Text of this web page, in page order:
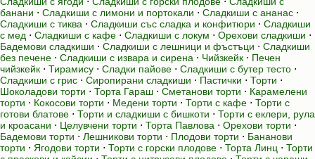
банани ⋅ Сладкиши с лимони и портокали ⋅ Сладкиши с ананас ⋅
Сладкиши с тиква ⋅ Сладкиши със сладка и конфитюри ⋅ Сладкиши
с мед ⋅ Сладкиши с кафе ⋅ Сладкиши с локум ⋅ Орехови сладкиши ⋅
Бадемови сладкиши ⋅ Сладкиши с лешници и фъстъци ⋅ Сладкиши
без печене ⋅ Сладкиши с извара и сирена ⋅ Чийзкейк ⋅ Печен
чийзкейк ⋅ Тирамису ⋅ Сладки пайове ⋅ Сладкиши с бутер тесто ⋅
Сладкиши с грис ⋅ Сиропирани сладкиши ⋅ Пастички ⋅ Торти ⋅
Шоколадови торти ⋅ Торта Гараш ⋅ Сметанови торти ⋅ Карамелени
торти ⋅ Кокосови торти ⋅ Медени торти ⋅ Торти с кафе ⋅ Торти с
готови блатове ⋅ Торти и сладкиши с бишкоти ⋅ Торти с еклери, рула
и кроасани ⋅ Целувчени торти ⋅ Торта Павлова ⋅ Орехови торти ⋅
Бадемови торти ⋅ Лешникови торти ⋅ Плодови торти ⋅ Бананови
торти ⋅ Ягодови торти ⋅ Торти с горски плодове ⋅ Торта Линц ⋅ Торти